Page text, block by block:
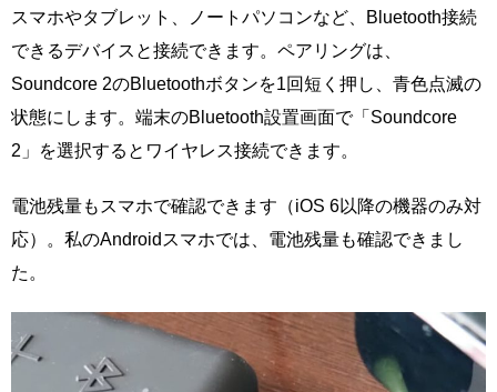
スマホやタブレット、ノートパソコンなど、Bluetooth接続
できるデバイスと接続できます。ペアリングは、
Soundcore 2のBluetoothボタンを1回短く押し、青色点滅の
状態にします。端末のBluetooth設置画面で「Soundcore
2」を選択するとワイヤレス接続できます。
電池残量もスマホで確認できます（iOS 6以降の機器のみ対
応）。私のAndroidスマホでは、電池残量も確認できまし
た。